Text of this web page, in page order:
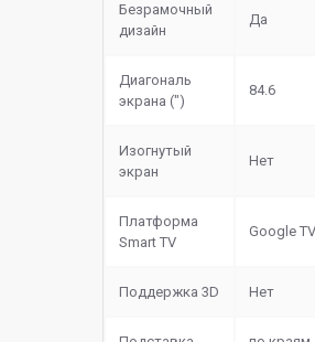
Безрамочный
дизайн
Да
Диагональ
экрана (")
84.6
Изогнутый
экран
Нет
Платформа
Smart TV
Google TV
Поддержка 3D Нет